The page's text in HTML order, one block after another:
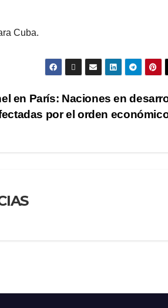
Cuba.
en París: Naciones en
por el orden